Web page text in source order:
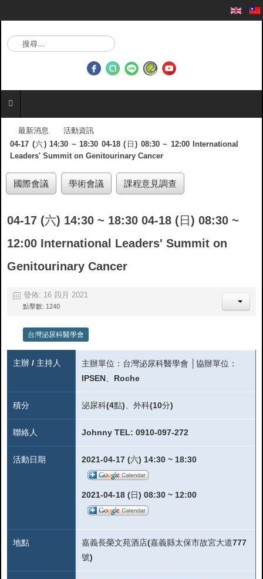
搜
尋
.
最新消息
活動資訊
04-17 (六) 14:30 ~ 18:30 04-18 (日) 08:30 ~ 12:00 International
Leaders' Summit on Genitourinary Cancer
國際會議 學術會議 課程意見調查
04-17 (六) 14:30 ~ 18:30 04-18 (日) 08:30 ~
12:00 International Leaders' Summit on
Genitourinary Cancer
發佈: 16 四月 2021
點擊數: 1240
台灣泌尿科醫學會
主辦 / 主持人
主辦單位：台灣泌尿科醫學會 │協辦單位：
IPSEN、Roche
積分 泌尿科(4點)、外科(10分)
聯絡人 Johnny TEL: 0910-097-272
活動日期 2021-04-17 (六) 14:30 ~ 18:30
2021-04-18 (日) 08:30 ~ 12:00
地點
嘉義長榮文苑酒店(嘉義縣太保市故宮大道777
號)